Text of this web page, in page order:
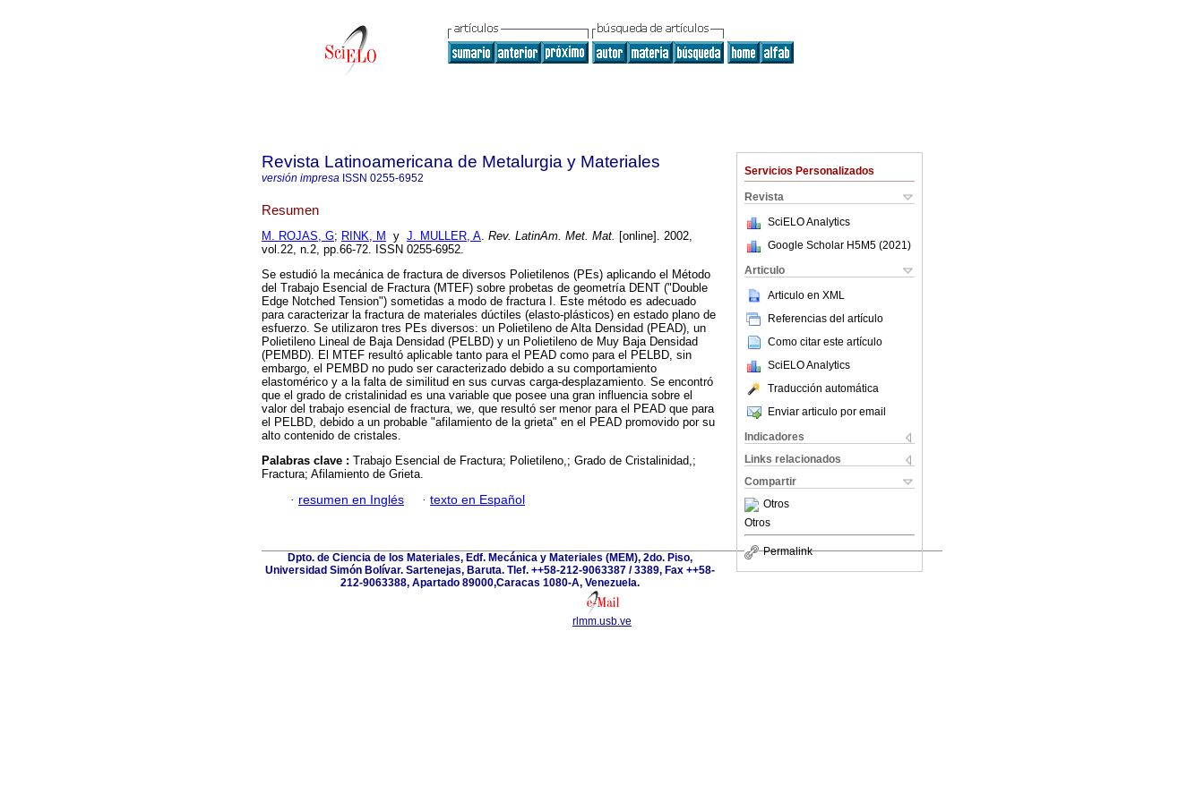
Servicios Personalizados
Revista
SciELO Analytics
Google Scholar H5M5 (2021 )
Articulo
Articulo en XML
Referencias del artículo
Como citar este artículo
SciELO Analytics
Traducción automática
Enviar articulo por email
Indicadores
Links relacionados
Compartir
Otros
Otros
Permalink
Revista Latinoamericana de Metalurgia y Materiales
versión impresa ISSN 0255-6952
Resumen
M. ROJAS, G; RINK, M y J. MULLER, A. Rev. LatinAm. Met. Mat. [online]. 2002,
vol.22, n.2, pp.66-72. ISSN 0255-6952.
Se estudió la mecánica de fractura de diversos Polietilenos (PEs) aplicando el Método
del Trabajo Esencial de Fractura (MTEF) sobre probetas de geometría DENT ("Double
Edge Notched Tension") sometidas a modo de fractura I. Este método es adecuado
para caracterizar la fractura de materiales dúctiles (elasto-plásticos) en estado plano de
esfuerzo. Se utilizaron tres PEs diversos: un Polietileno de Alta Densidad (PEAD), un
Polietileno Lineal de Baja Densidad (PELBD) y un Polietileno de Muy Baja Densidad
(PEMBD). El MTEF resultó aplicable tanto para el PEAD como para el PELBD, sin
embargo, el PEMBD no pudo ser caracterizado debido a su comportamiento
elastomérico y a la falta de similitud en sus curvas carga-desplazamiento. Se encontró
que el grado de cristalinidad es una variable que posee una gran influencia sobre el
valor del trabajo esencial de fractura, we, que resultó ser menor para el PEAD que para
el PELBD, debido a un probable "afilamiento de la grieta" en el PEAD promovido por su
alto contenido de cristales.
Palabras clave : Trabajo Esencial de Fractura; Polietileno,; Grado de Cristalinidad,;
Fractura; Afilamiento de Grieta.
· resumen en Inglés · texto en Español
Dpto. de Ciencia de los Materiales, Edf. Mecánica y Materiales (MEM), 2do. Piso,
Universidad Simón Bolívar. Sartenejas, Baruta. Tlef. ++58-212-9063387 / 3389, Fax ++58-
212-9063388, Apartado 89000,Caracas 1080-A, Venezuela.
rlmm.usb.ve